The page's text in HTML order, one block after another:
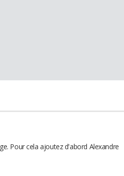
Pour cela ajoutez d'abord Alexandre